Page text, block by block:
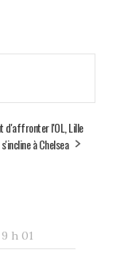
d'affronter l'OL, Lille
s'incline à Chelsea
h 01